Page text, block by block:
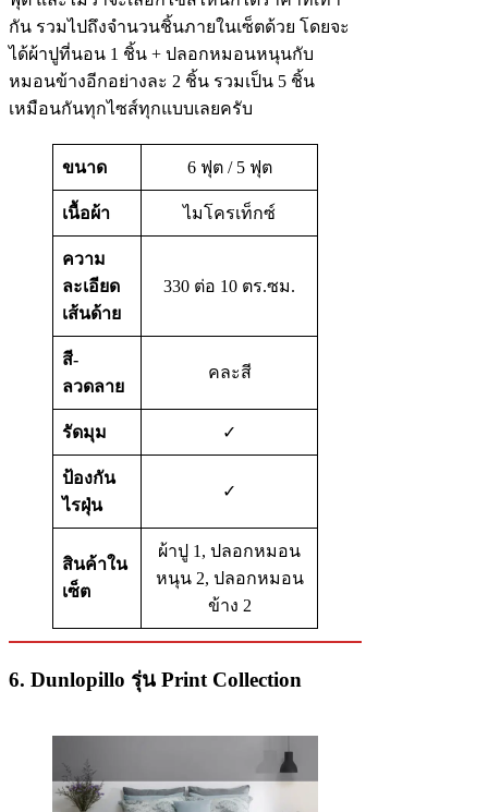
กัน รวมไปถึงจำนวนชิ้นภายในเซ็ตด้วย โดยจะ
ได้ผ้าปูที่นอน 1 ชิ้น + ปลอกหมอนหนุนกับ
หมอนข้างอีกอย่างละ 2 ชิ้น รวมเป็น 5 ชิ้น
เหมือนกันทุกไซส์ทุกแบบเลยครับ
ขนาด 6 ฟุต / 5 ฟุต
เนื้อผ้า ไมโครเท็กซ์
ความ
ละเอียด
เส้นด้าย
330 ต่อ 10 ตร.ซม.
สี-
ลวดลาย
คละสี
รัดมุม ✓
ป้องกัน
ไรฝุ่น
✓
สินค้าใน
เซ็ต
ผ้าปู 1, ปลอกหมอน
หนุน 2, ปลอกหมอน
ข้าง 2
6. Dunlopillo รุ่น Print Collection